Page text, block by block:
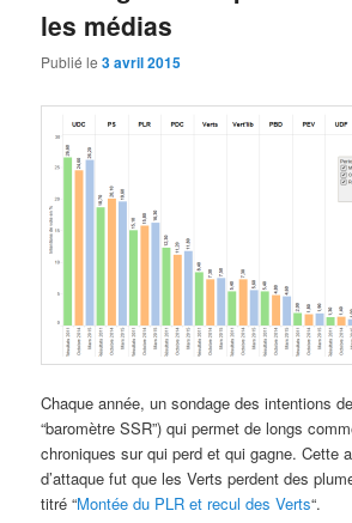
les médias
Publié le3 avril 2015
Chaque année, un sondage des intentions
“baromètre SSR”) qui permet de longs
chroniques sur qui perd et qui gagne. Cette
d’attaque fut que les Verts perdent des
titré “Montée du PLR et recul des Verts“.